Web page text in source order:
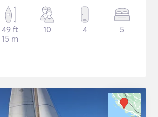
49 ft
15 m
10 4 5